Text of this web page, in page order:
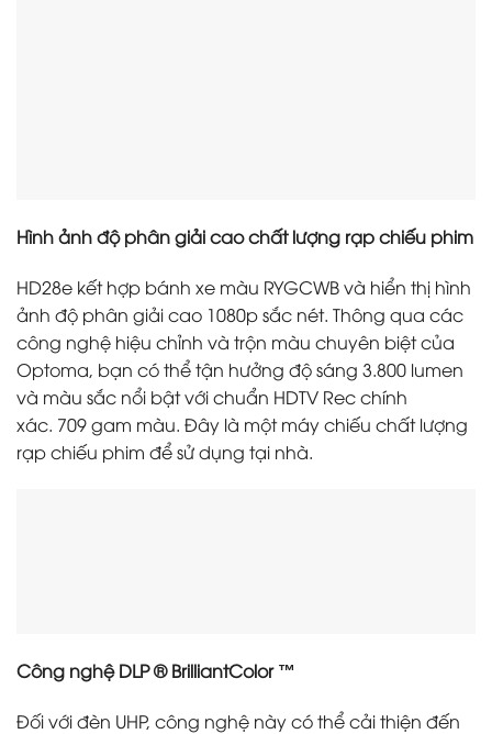
Hình ảnh độ phân giải cao chất lượng rạp chiếu phim
HD28e kết hợp bánh xe màu RYGCWB và hiển thị hình
ảnh độ phân giải cao 1080p sắc nét. Thông qua các
công nghệ hiệu chỉnh và trộn màu chuyên biệt của
Optoma, bạn có thể tận hưởng độ sáng 3.800 lumen
và màu sắc nổi bật với chuẩn HDTV Rec chính
xác. 709 gam màu. Đây là một máy chiếu chất lượng
rạp chiếu phim để sử dụng tại nhà.
Công nghệ DLP®️BrilliantColor ™
Đối với đèn UHP, công nghệ này có thể cải thiện đến